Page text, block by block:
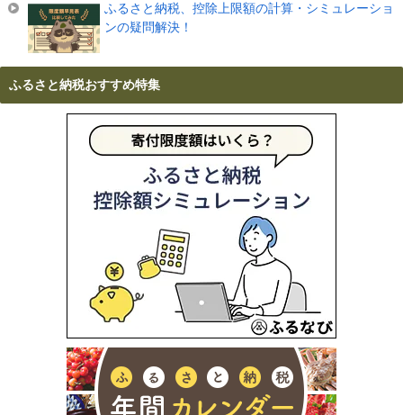
ふるさと納税、控除上限額の計算・シミュレーショ
ンの疑問解決！
ふるさと納税おすすめ特集